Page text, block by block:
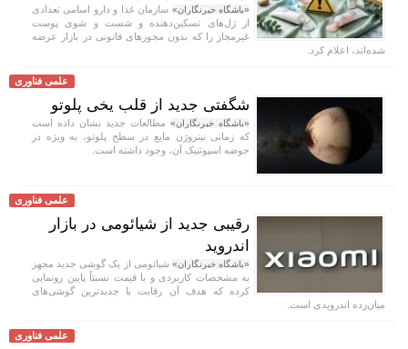
«باشگاه خبرنگاران» سازمان غذا و دارو اسامی تعدادی
از ژل‌های تسکین‌دهنده و شست‌ و شوی پوست
غیرمجاز را که بدون مجوزهای قانونی در بازار عرضه
شده‌اند، اعلام کرد.
علمی فناوری
شگفتی جدید از قلب یخی پلوتو
«باشگاه خبرنگاران» مطالعات جدید نشان داده است
که زمانی نیتروژن مایع در سطح پلوتو، به ویژه در
حوضه اسپوتنیک آن، وجود داشته است.
علمی فناوری
رقیبی جدید از شیائومی در بازار
اندروید
«باشگاه خبرنگاران» شیائومی از یک گوشی جدید مجهز
به مشخصات کاربردی و با قیمت نسبتاً پایین رونمایی
کرده که هدف آن رقابت با جدیدترین گوشی‌های
میان‌رده اندرویدی است.
علمی فناوری